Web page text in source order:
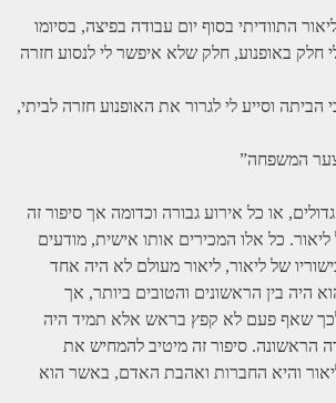
התוודיתי בסוף יום עבודה בפיצה, בסיומו
חלק באופנוע, חלק שלא איפשר לי לנסוע חזרה
הביתה וסייע לי לגרור את האופנוע חזרה לביתי,
המשפחה”
או כל אירוע גבורה וכדומה אך סיפור זה
כל אלו המכירים אותו אישית, מודעים
של ליאור, ליאור מעולם לא היה אחד
היה בין הראשונים והטובים ביותר, אך
לכך שאף פעם לא קפץ בראש אלא תמיד היה
הראשונה. סיפור זה מיטיב להמחיש את
והיא החברות ואהבת האדם, באשר הוא